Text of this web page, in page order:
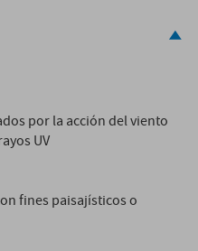
por la acción del viento
UV
fines paisajísticos o